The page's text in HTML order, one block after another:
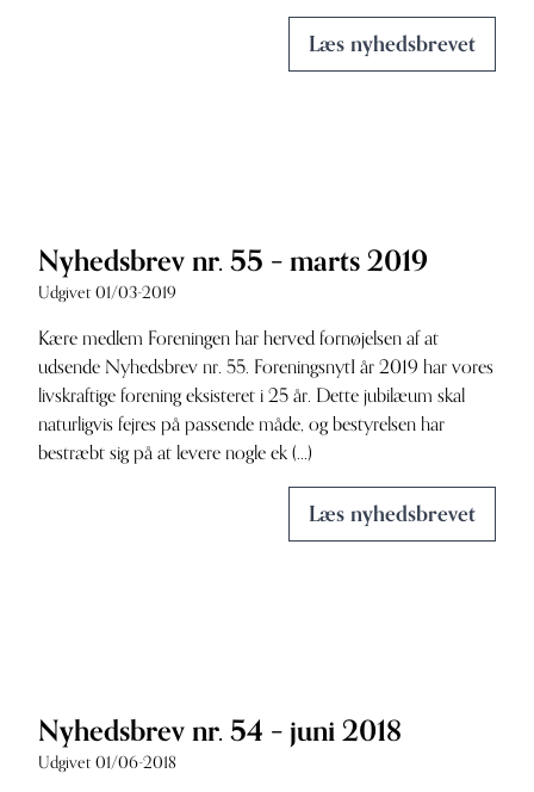
Læs nyhedsbrevet
Nyhedsbrev nr. 55 – marts 2019
Udgivet 01/03-2019
Kære medlem Foreningen har herved fornøjelsen af at
udsende Nyhedsbrev nr. 55. ForeningsnytI år 2019 har vores
livskraftige forening eksisteret i 25 år. Dette jubilæum skal
naturligvis fejres på passende måde, og bestyrelsen har
bestræbt sig på at levere nogle ek (...)
Læs nyhedsbrevet
Nyhedsbrev nr. 54 – juni 2018
Udgivet 01/06-2018